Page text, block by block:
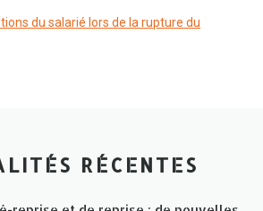
du salarié lors de la rupture du
RÉCENTES